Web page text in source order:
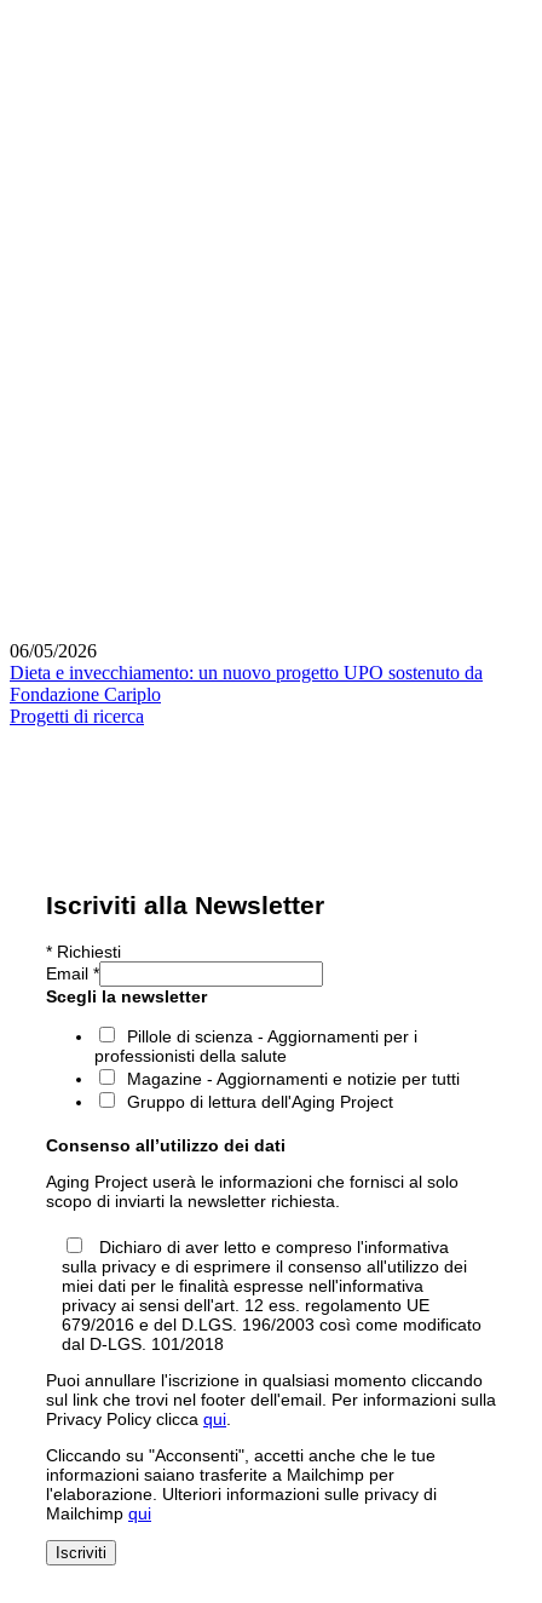
06/05/2026
Dieta e invecchiamento: un nuovo progetto UPO sostenuto da
Fondazione Cariplo
Progetti di ricerca
Iscriviti alla Newsletter
* Richiesti
Email *
Scegli la newsletter
Pillole di scienza - Aggiornamenti per i
professionisti della salute
Magazine - Aggiornamenti e notizie per tutti
Gruppo di lettura dell'Aging Project
Consenso all’utilizzo dei dati
Aging Project userà le informazioni che fornisci al solo
scopo di inviarti la newsletter richiesta.
Dichiaro di aver letto e compreso l'informativa
sulla privacy e di esprimere il consenso all'utilizzo dei
miei dati per le finalità espresse nell'informativa
privacy ai sensi dell'art. 12 ess. regolamento UE
679/2016 e del D.LGS. 196/2003 così come modificato
dal D-LGS. 101/2018
Puoi annullare l'iscrizione in qualsiasi momento cliccando
sul link che trovi nel footer dell'email. Per informazioni sulla
Privacy Policy clicca qui
Cliccando su "Acconsenti", accetti anche che le tue
informazioni saiano trasferite a Mailchimp per
l'elaborazione. Ulteriori informazioni sulle privacy di
Mailchimp qui